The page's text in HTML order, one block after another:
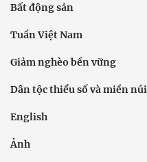
Bất động sản
Tuần Việt Nam
Giảm nghèo bền vững
Dân tộc thiểu số và miền núi
English
Ảnh